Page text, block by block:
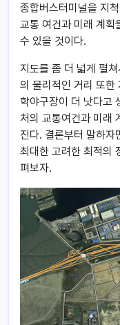
종합버스터미널을 지
교통 여건과 미래 계획
수 있을 것이다.
지도를 좀 더 넓게 펼
의 물리적인 거리 또한
학야구장이 더 낫다고
처의 교통여건과 미래
진다. 결론부터 말하자
최대한 고려한 최적의
펴보자.